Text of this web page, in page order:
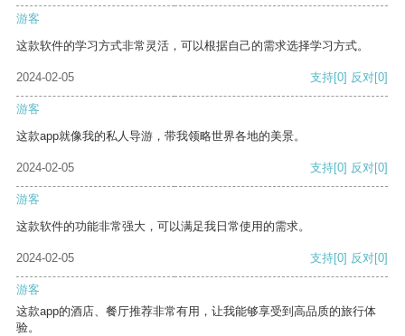
游客
这款软件的学习方式非常灵活，可以根据自己的需求选择学习方式。
2024-02-05 支持[0] 反对[0]
游客
这款app就像我的私人导游，带我领略世界各地的美景。
2024-02-05 支持[0] 反对[0]
游客
这款软件的功能非常强大，可以满足我日常使用的需求。
2024-02-05 支持[0] 反对[0]
游客
这款app的酒店、餐厅推荐非常有用，让我能够享受到高品质的旅行体
验。